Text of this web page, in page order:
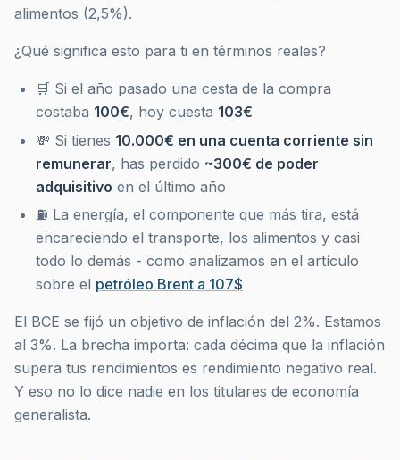
alimentos (2,5%).
¿Qué significa esto para ti en términos reales?
🛒 Si el año pasado una cesta de la compra
costaba 100€, hoy cuesta 103€
💸 Si tienes 10.000€ en una cuenta corriente sin
remunerar, has perdido ~300€ de poder
adquisitivo en el último año
⛽ La energía, el componente que más tira, está
encareciendo el transporte, los alimentos y casi
todo lo demás - como analizamos en el artículo
sobre el petróleo Brent a 107$
El BCE se fijó un objetivo de inflación del 2%. Estamos
al 3%. La brecha importa: cada décima que la inflación
supera tus rendimientos es rendimiento negativo real.
Y eso no lo dice nadie en los titulares de economía
generalista.